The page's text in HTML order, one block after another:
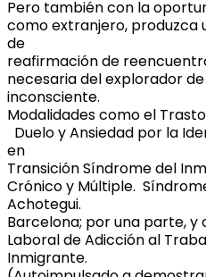
Pero también con la
como extranjero,
de
reafirmación de
necesaria del explorador
inconsciente.
Modalidades como el
Duelo y Ansiedad por la
en
Transición Síndrome del
Crónico y Múltiple.
Achotegui.
Barcelona; por una parte,
Laboral de Adicción al
Inmigrante.